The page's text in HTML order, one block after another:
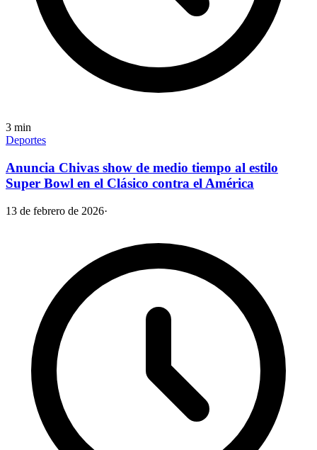
3 min
Deportes
Anuncia Chivas show de medio tiempo al estilo
Super Bowl en el Clásico contra el América
13 de febrero de 2026·